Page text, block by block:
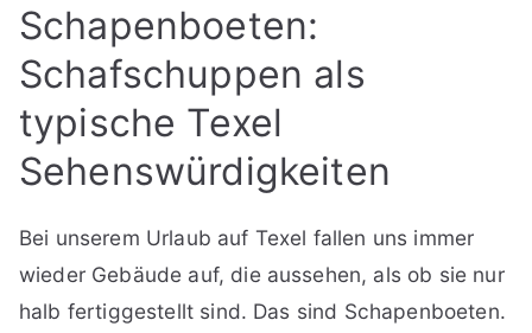
Schapenboeten:
Schafschuppen als
typische Texel
Sehenswürdigkeiten
Bei unserem Urlaub auf Texel fallen uns immer
wieder Gebäude auf, die aussehen, als ob sie nur
halb fertiggestellt sind. Das sind Schapenboeten.